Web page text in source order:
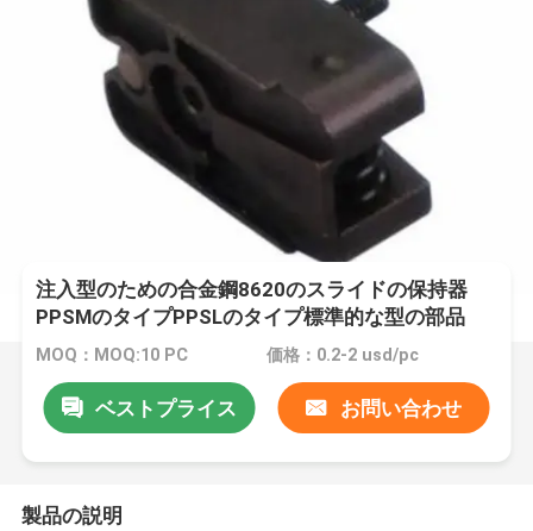
注入型のための合金鋼8620のスライドの保持器
PPSMのタイプPPSLのタイプ標準的な型の部品
MOQ：MOQ:10 PC 価格：0.2-2 usd/pc
ベストプライス お問い合わせ
製品の説明